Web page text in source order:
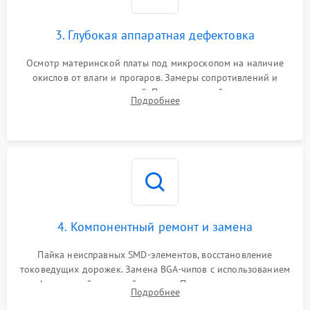
3. Глубокая аппаратная дефектовка
Осмотр материнской платы под микроскопом на наличие
окислов от влаги и прогаров. Замеры сопротивлений и
дежурных напряжений. Проверка цепей питания,
мультиконтроллера, процессора и видеочипа.
Подробнее
4. Компонентный ремонт и замена
Пайка неисправных SMD-элементов, восстановление
токоведущих дорожек. Замена BGA-чипов с использованием
инфракрасной паяльной станции. Прошивка микросхемы
BIOS или замена поврежденных портов USB
Подробнее